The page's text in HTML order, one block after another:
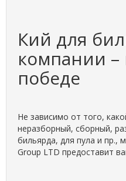
Кий для
компании
победе
Не зависимо от того,
неразборный, сборный,
бильярда, для пула и пр.,
Group LTD предоставит